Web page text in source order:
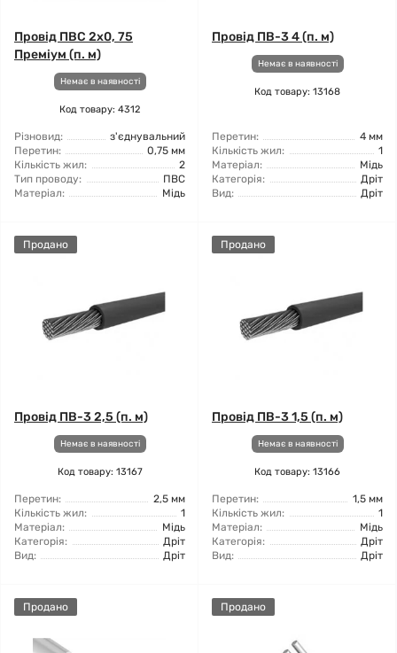
Провід ПВС 2x0, 75
Преміум (п. м)
Немає в наявності
Код товару: 4312
Різновид:
з'єднувальний
Перетин:
0,75 мм
Кількість жил:
2
Тип проводу:
ПВС
Матеріал:
Мідь
Провід ПВ-3 4 (п. м)
Немає в наявності
Код товару: 13168
Перетин:
4 мм
Кількість жил:
1
Матеріал:
Мідь
Категорія:
Дріт
Вид:
Дріт
Продано
Провід ПВ-3 2,5 (п. м)
Немає в наявності
Код товару: 13167
Перетин:
2,5 мм
Кількість жил:
1
Матеріал:
Мідь
Категорія:
Дріт
Вид:
Дріт
Продано
Провід ПВ-3 1,5 (п. м)
Немає в наявності
Код товару: 13166
Перетин:
1,5 мм
Кількість жил:
1
Матеріал:
Мідь
Категорія:
Дріт
Вид:
Дріт
Продано Продано